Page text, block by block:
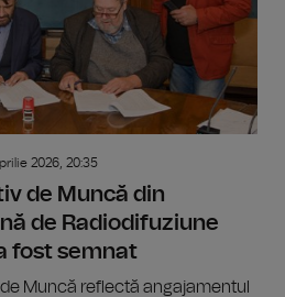
2026, 20:35
de Muncă din
de Radiodifuziune
fost semnat
Muncă reflectă angajamentul